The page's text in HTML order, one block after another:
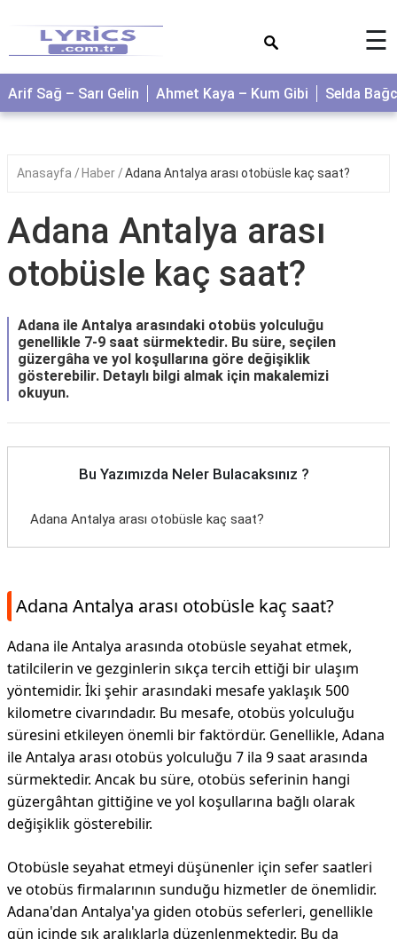
☰
Arif Sağ – Sarı Gelin Ahmet Kaya – Kum Gibi Selda
Anasayfa Haber Adana Antalya arası otobüsle kaç saat?
Adana Antalya arası
otobüsle kaç saat?
Adana ile Antalya arasındaki otobüs yolculuğu
genellikle 7-9 saat sürmektedir. Bu süre, seçilen
güzergâha ve yol koşullarına göre değişiklik
gösterebilir. Detaylı bilgi almak için makalemizi
okuyun.
Bu Yazımızda Neler Bulacaksınız ?
Adana Antalya arası otobüsle kaç saat?
Adana Antalya arası otobüsle kaç saat?
Adana ile Antalya arasında otobüsle seyahat etmek,
tatilcilerin ve gezginlerin sıkça tercih ettiği bir ulaşım
yöntemidir. İki şehir arasındaki mesafe yaklaşık 500
kilometre civarındadır. Bu mesafe, otobüs yolculuğu
süresini etkileyen önemli bir faktördür. Genellikle, Adana
ile Antalya arası otobüs yolculuğu 7 ila 9 saat arasında
sürmektedir. Ancak bu süre, otobüs seferinin hangi
güzergâhtan gittiğine ve yol koşullarına bağlı olarak
değişiklik gösterebilir.
Otobüsle seyahat etmeyi düşünenler için sefer saatleri
ve otobüs firmalarının sunduğu hizmetler de önemlidir.
Adana'dan Antalya'ya giden otobüs seferleri, genellikle
gün içinde sık aralıklarla düzenlenmektedir. Bu da